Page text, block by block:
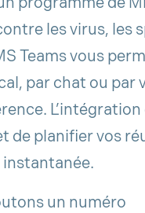
les virus, les
Teams vous
par chat ou par
L’intégration
de planifier vos
instantanée.
un numéro